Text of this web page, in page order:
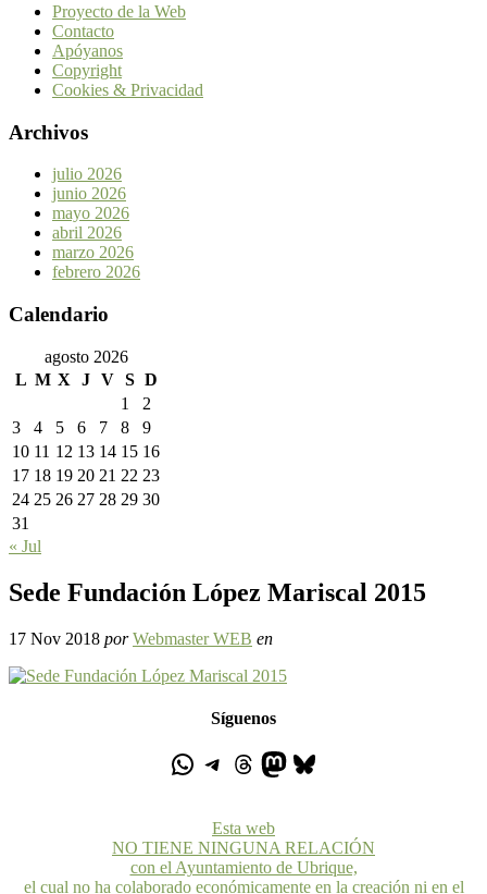
Proyecto de la Web
Contacto
Apóyanos
Copyright
Cookies & Privacidad
Archivos
julio 2026
junio 2026
mayo 2026
abril 2026
marzo 2026
febrero 2026
Calendario
agosto 2026
L M X J V S D
1
2
3
4 5 6 7 8
9
10 11 12 13 14 15 16
17 18 19 20 21 22 23
24 25 26 27 28 29 30
31
« Jul
Sede Fundación López Mariscal 2015
17 Nov 2018 por Webmaster WEB en
Síguenos
Esta web
NO TIENE NINGUNA RELACIÓN
con el Ayuntamiento de Ubrique,
el cual no ha colaborado económicamente en la creación ni en el